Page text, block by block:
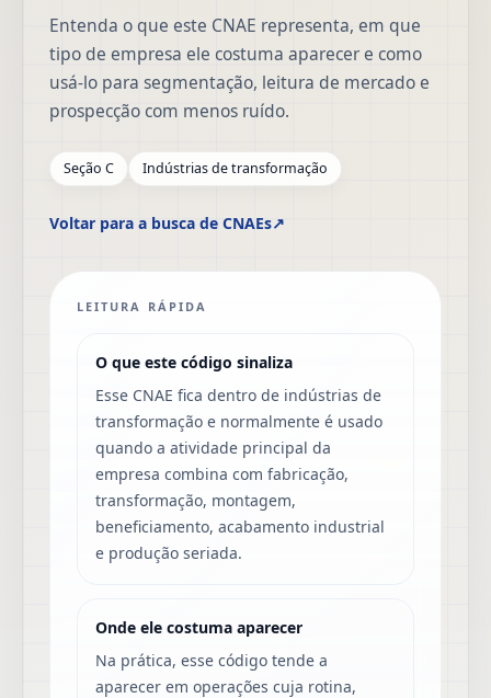
Entenda o que este CNAE representa, em que
tipo de empresa ele costuma aparecer e como
usá-lo para segmentação, leitura de mercado e
prospecção com menos ruído.
Seção C Indústrias de transformação
Voltar para a busca de CNAEs↗
LEITURA RÁPIDA
O que este código sinaliza
Esse CNAE fica dentro de indústrias de
transformação e normalmente é usado
quando a atividade principal da
empresa combina com fabricação,
transformação, montagem,
beneficiamento, acabamento industrial
e produção seriada.
Onde ele costuma aparecer
Na prática, esse código tende a
aparecer em operações cuja rotina,